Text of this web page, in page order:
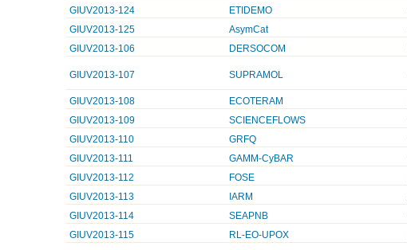
GIUV2013-124
ETIDEMO
GIUV2013-125
AsymCat
GIUV2013-106
DERSOCOM
GIUV2013-107 SUPRAMOL
GIUV2013-108
ECOTERAM
GIUV2013-109
SCIENCEFLOWS
GIUV2013-110
GRFQ
GIUV2013-111
GAMM-CyBAR
GIUV2013-112
FOSE
GIUV2013-113
IARM
GIUV2013-114
SEAPNB
GIUV2013-115
RL-EO-UPOX